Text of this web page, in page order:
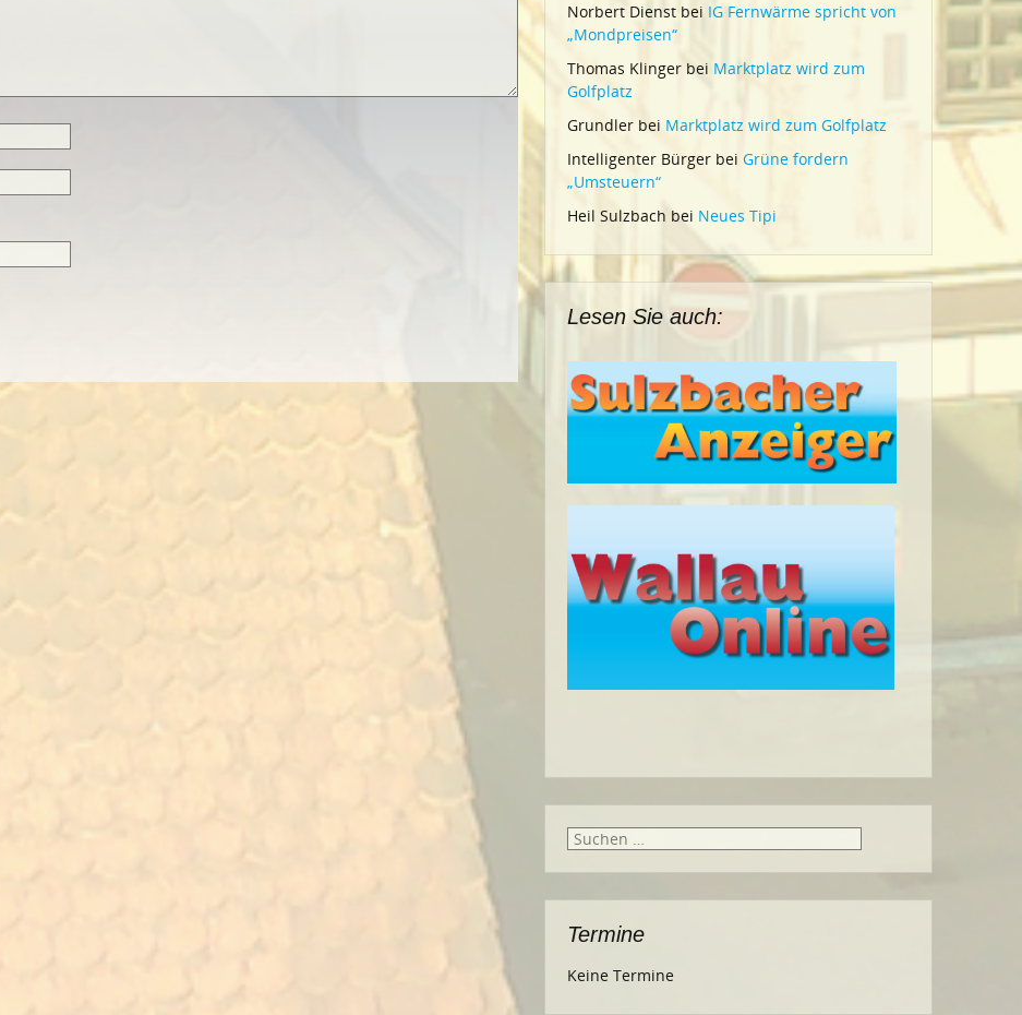
Norbert Dienst bei IG Fernwärme spricht von
„Mondpreisen“
Thomas Klinger bei Marktplatz wird zum
Golfplatz
Grundler bei Marktplatz wird zum Golfplatz
Intelligenter Bürger bei Grüne fordern
„Umsteuern“
Heil Sulzbach bei Neues Tipi
Lesen Sie auch:
Suche
Termine
Keine Termine